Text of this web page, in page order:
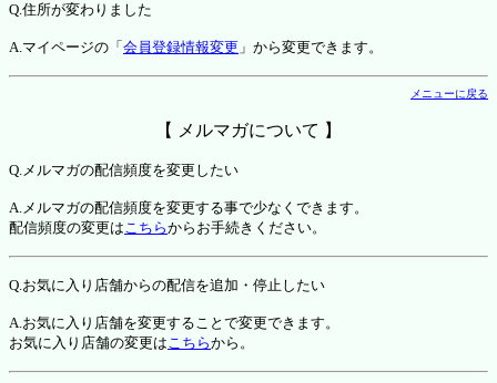
Q.住所が変わりました
A.マイページの「 会員登録情報変更 」から変更できます。
メニューに戻る
【 メルマガについて 】
Q.メルマガの配信頻度を変更したい
A.メルマガの配信頻度を変更する事で少なくできます。
配信頻度の変更はこちらからお手続きください。
Q.お気に入り店舗からの配信を追加・停止したい
A.お気に入り店舗を変更することで変更できます。
お気に入り店舗の変更はこちらから。